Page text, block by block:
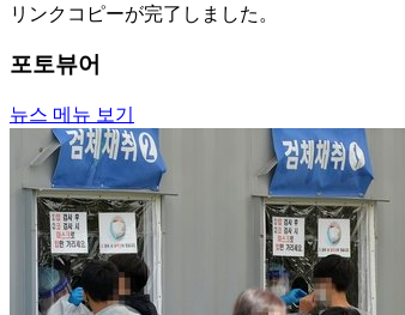
リンクコピーが完了しました。
포토뷰어
뉴스 메뉴 보기